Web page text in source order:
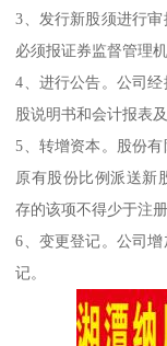
3、发行新股须进行
必须报证券监督管理
4、进行公告。公司
股说明书和会计报表
5、转增资本。股份
原有股份比例派送新
存的该项不得少于注
6、变更登记。公司
记。